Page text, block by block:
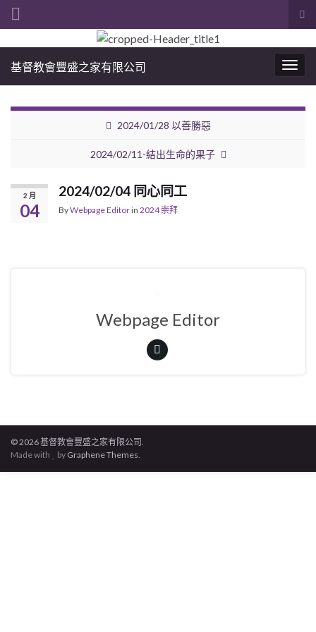
Search for:
基督教會豐盛之家有限公司
2024/01/28 以善勝惡
2024/02/11-結出生命的果子
2 月
04
2024/02/04 同心同工
ByWebpage Editorin 2024 崇拜
Webpage Editor
© 2026 基督教會豐盛之家有限公司.
Made with
by Graphene Themes